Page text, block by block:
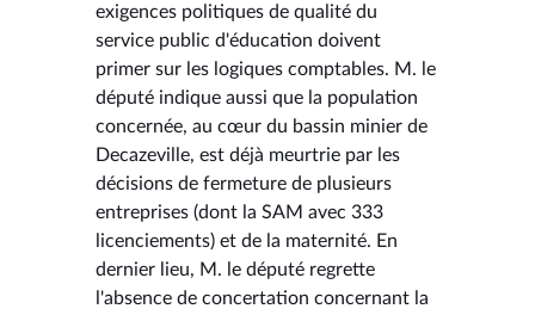
exigences politiques de qualité du
service public d'éducation doivent
primer sur les logiques comptables. M. le
député indique aussi que la population
concernée, au cœur du bassin minier de
Decazeville, est déjà meurtrie par les
décisions de fermeture de plusieurs
entreprises (dont la SAM avec 333
licenciements) et de la maternité. En
dernier lieu, M. le député regrette
l'absence de concertation concernant la